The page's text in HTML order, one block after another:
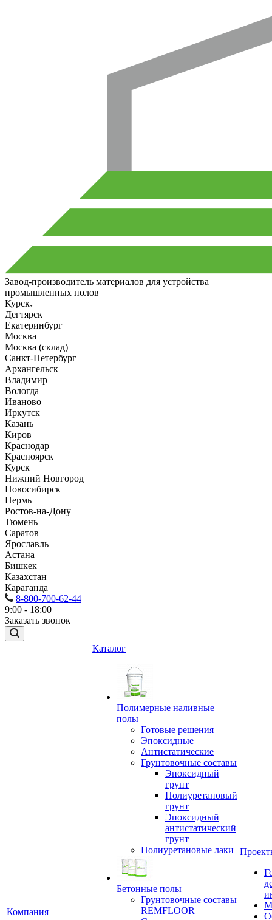
Завод-производитель материалов для устройства
промышленных полов
Курск
Дегтярск
Екатеринбург
Москва
Москва (склад)
Санкт-Петербург
Архангельск
Владимир
Вологда
Иваново
Иркутск
Казань
Киров
Краснодар
Красноярск
Курск
Нижний Новгород
Новосибирск
Пермь
Ростов-на-Дону
Тюмень
Саратов
Ярославль
Астана
Бишкек
Казахстан
Караганда
8-800-700-62-44
9:00 - 18:00
Заказать звонок
Компания
Каталог
Полимерные наливные
полы
Готовые решения
Эпоксидные
Антистатические
Грунтовочные составы
Эпоксидный
грунт
Полиуретановый
грунт
Эпоксидный
антистатический
грунт
Полиуретановые лаки
Бетонные полы
Грунтовочные составы
REMFLOOR